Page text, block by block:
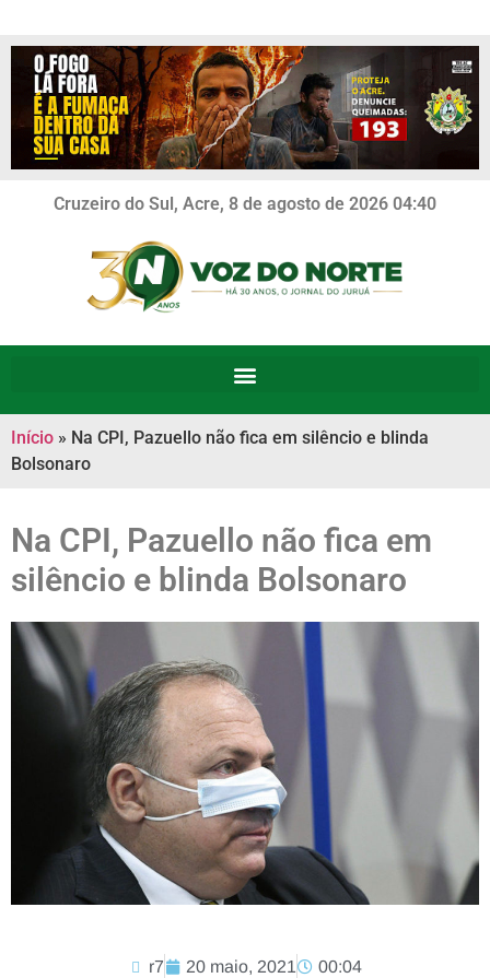
Cruzeiro do Sul, Acre, 8 de agosto de 2026 04:40
Início » Na CPI, Pazuello não fica em silêncio e blinda
Bolsonaro
Na CPI, Pazuello não fica em
silêncio e blinda Bolsonaro
r7 20 maio, 2021 00:04